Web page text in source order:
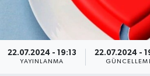
22.07.2024 - 19:13
YAYINLANMA
22.07.2024 -